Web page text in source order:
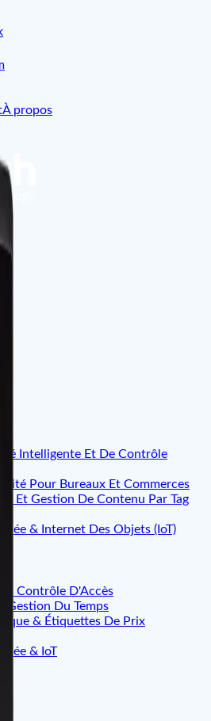
À propos
Intelligente Et De Contrôle
Pour Bureaux Et Commerces
Et Gestion De Contenu Par Tag
& Internet Des Objets (IoT)
& Contrôle D'Accès
Gestion Du Temps
& Étiquettes De Prix
& IoT